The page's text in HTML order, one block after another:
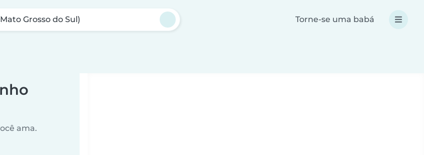
Grosso do Sul) Torne-se uma babá
ama.